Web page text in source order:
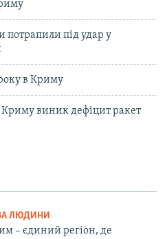
потрапили під удар у
в Криму
виник дефіцит ракет
ЛЮДИНИ
– єдиний регіон, де